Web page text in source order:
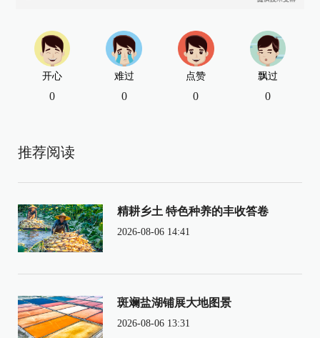
开心
0
难过
0
点赞
0
飘过
0
推荐阅读
精耕乡土 特色种养的丰收答卷
2026-08-06 14:41
斑斓盐湖铺展大地图景
2026-08-06 13:31